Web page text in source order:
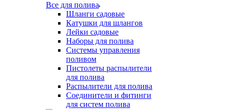
Все для полива
Шланги садовые
Катушки для шлангов
Лейки садовые
Наборы для полива
Системы управления
поливом
Пистолеты распылители
для полива
Распылители для полива
Соединители и фитинги
для систем полива